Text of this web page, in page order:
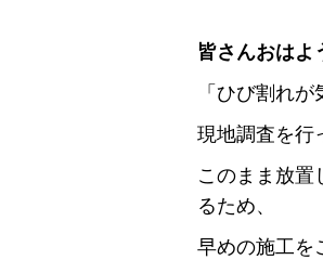
皆さんおはよ
「ひび割れ
現地調査を行
このまま放
るため、
早めの施工を